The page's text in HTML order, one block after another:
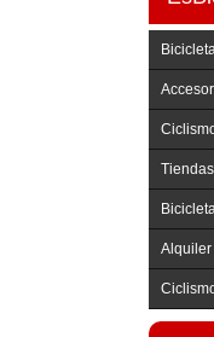
Tiendas
Alquiler